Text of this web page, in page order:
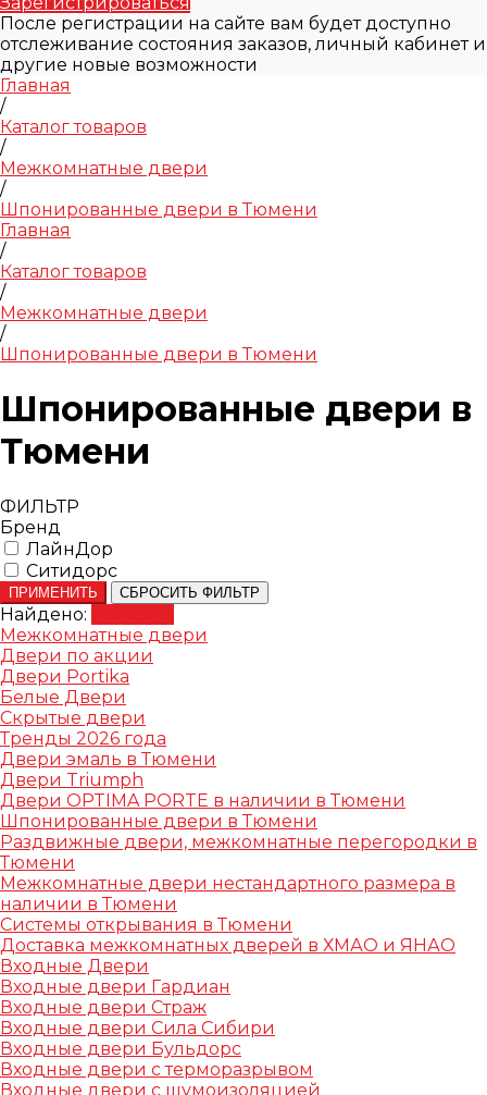
После регистрации на сайте вам будет доступно
отслеживание состояния заказов, личный кабинет и
другие новые возможности
Главная
/
Каталог товаров
/
Межкомнатные двери
/
Шпонированные двери в Тюмени
Главная
/
Каталог товаров
/
Межкомнатные двери
/
Шпонированные двери в Тюмени
Шпонированные двери в
Тюмени
ФИЛЬТР
Бренд
ЛайнДор
Ситидорс
ПРИМЕНИТЬ СБРОСИТЬ ФИЛЬТР
Найдено:
Межкомнатные двери
Двери по акции
Двери Portika
Белые Двери
Скрытые двери
Тренды 2026 года
Двери эмаль в Тюмени
Двери Triumph
Двери OPTIMA PORTE в наличии в Тюмени
Шпонированные двери в Тюмени
Раздвижные двери, межкомнатные перегородки в
Тюмени
Межкомнатные двери нестандартного размера в
наличии в Тюмени
Системы открывания в Тюмени
Доставка межкомнатных дверей в ХМАО и ЯНАО
Входные Двери
Входные двери Гардиан
Входные двери Страж
Входные двери Сила Сибири
Входные двери Бульдорс
Входные двери с терморазрывом
Входные двери с шумоизоляцией